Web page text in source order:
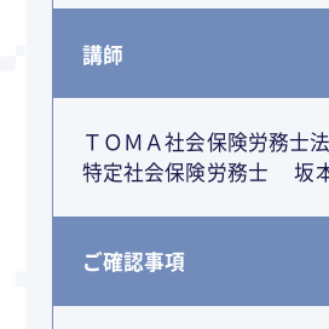
講師
ＴＯＭＡ社会保険労務士
特定社会保険労務士 坂
ご確認事項